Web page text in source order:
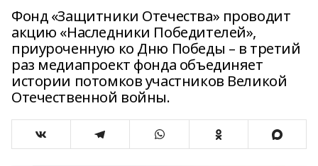
Фонд «Защитники Отечества» проводит
акцию «Наследники Победителей»,
приуроченную ко Дню Победы – в третий
раз медиапроект фонда объединяет
истории потомков участников Великой
Отечественной войны.